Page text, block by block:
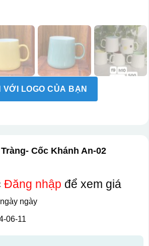
VỚI LOGO CỦA BẠN
Cốc Khánh An-02
Đăng nhập để xem giá
ngày
06-11